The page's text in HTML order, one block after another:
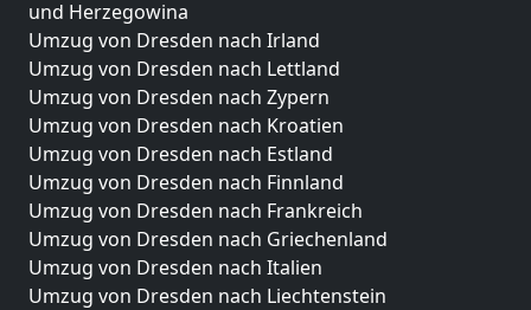
und Herzegowina
Umzug von Dresden nach Irland
Umzug von Dresden nach Lettland
Umzug von Dresden nach Zypern
Umzug von Dresden nach Kroatien
Umzug von Dresden nach Estland
Umzug von Dresden nach Finnland
Umzug von Dresden nach Frankreich
Umzug von Dresden nach Griechenland
Umzug von Dresden nach Italien
Umzug von Dresden nach Liechtenstein